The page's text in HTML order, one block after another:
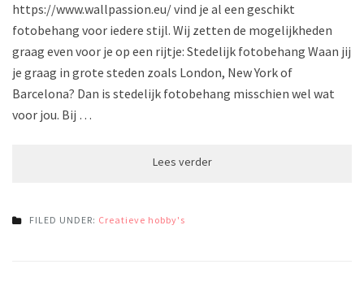
https://www.wallpassion.eu/ vind je al een geschikt
fotobehang voor iedere stijl. Wij zetten de mogelijkheden
graag even voor je op een rijtje: Stedelijk fotobehang Waan jij
je graag in grote steden zoals London, New York of
Barcelona? Dan is stedelijk fotobehang misschien wel wat
voor jou. Bij …
FILED UNDER: Creatieve hobby's